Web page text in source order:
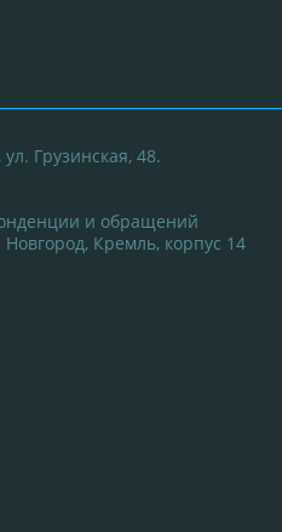
Грузинская, 48.
и обращений
Кремль, корпус 14